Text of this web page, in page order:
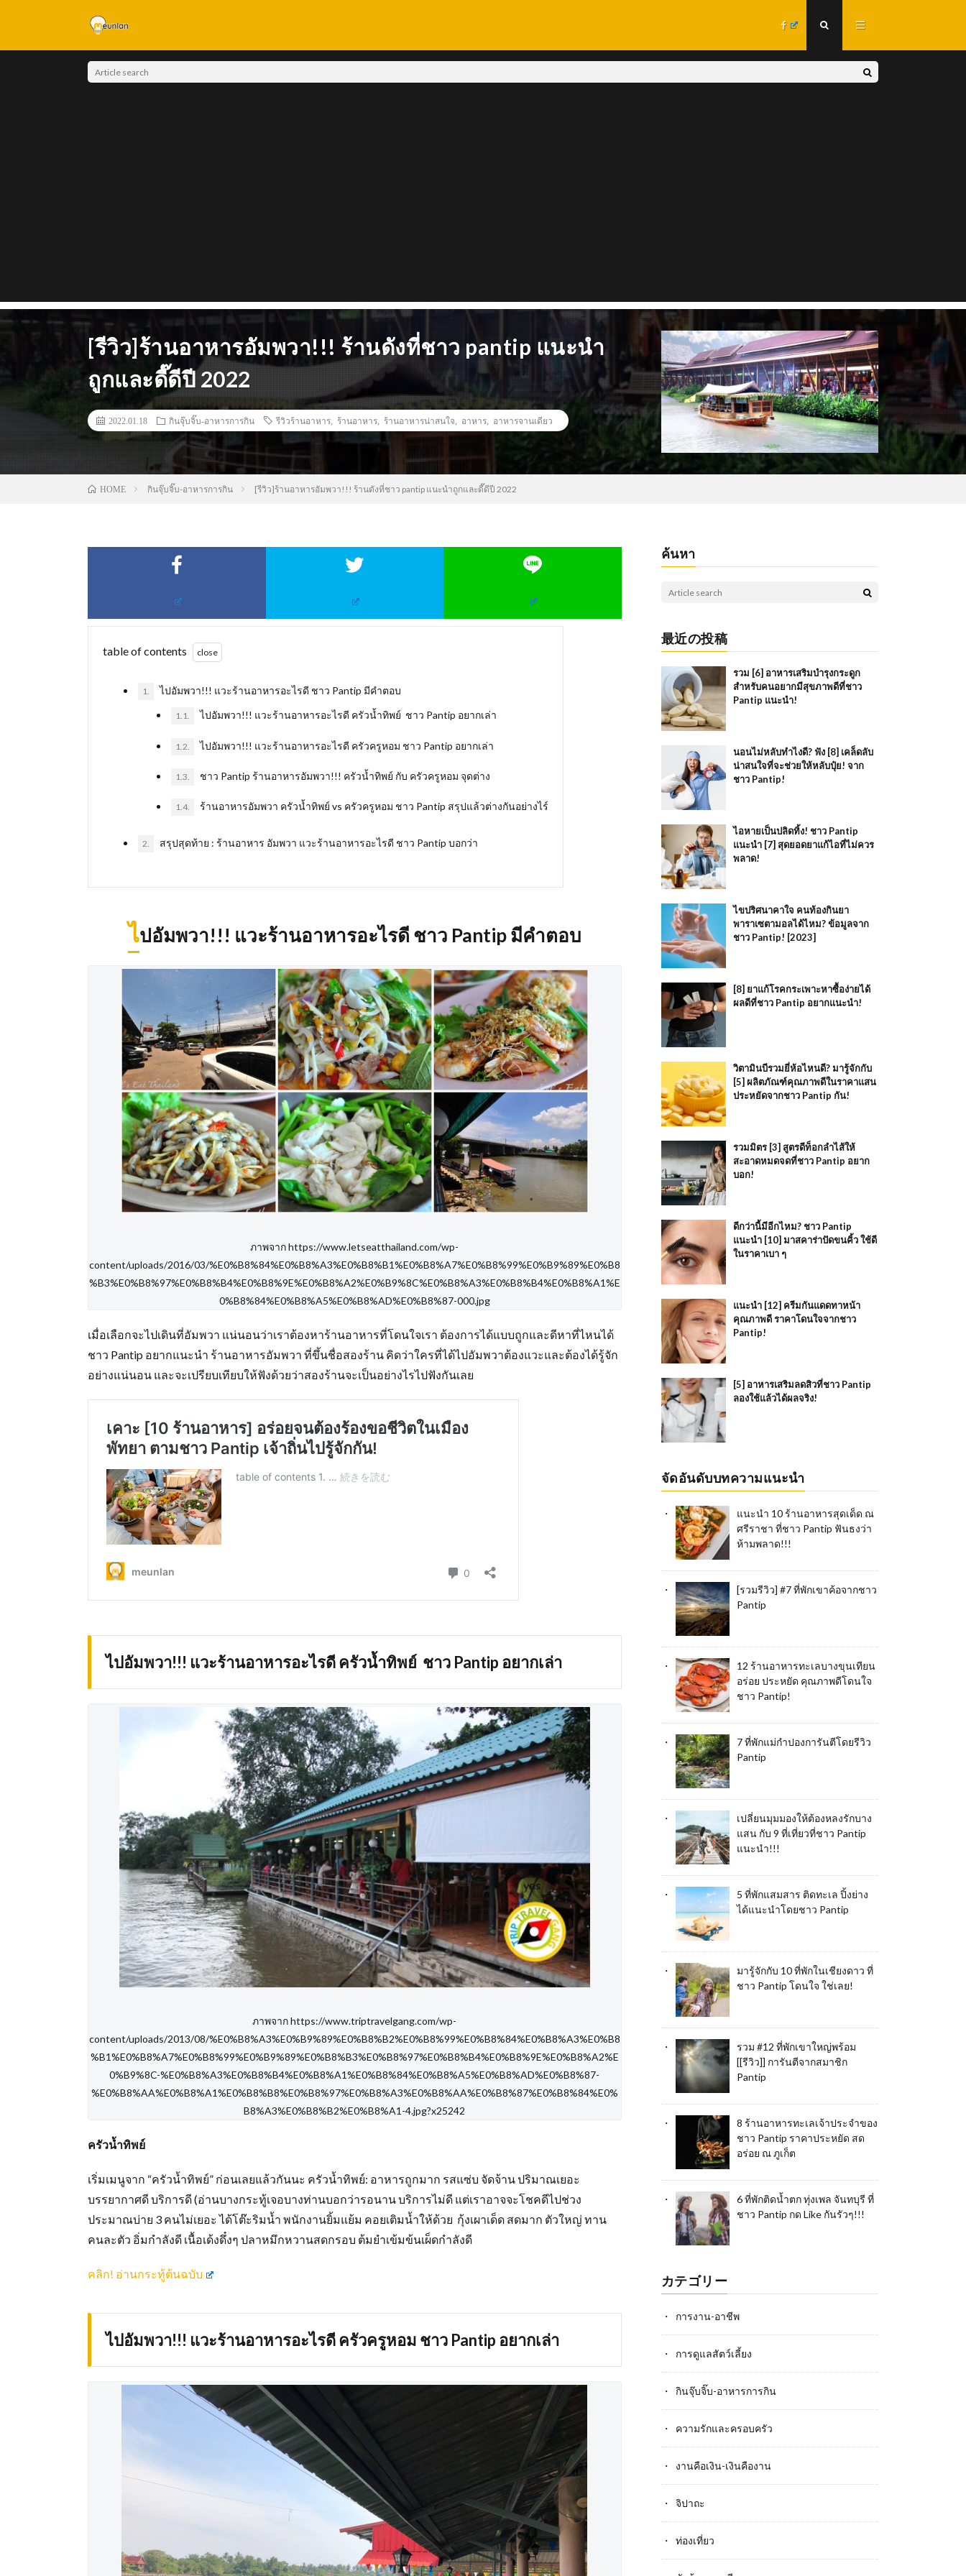
[รีวิว]ร้านอาหารอัมพวา!!! ร้านดังที่ชาว pantip แนะนำ
ถูกและดี๊ดีปี 2022
2022.01.18 กินจุ๊บจิ๊บ-อาหารการกิน รีวิวร้านอาหาร ร้านอาหาร ร้านอาหารน่าสนใจ อาหาร อาหารจานเดียว
HOME กินจุ๊บจิ๊บ-อาหารการกิน [รีวิว]ร้านอาหารอัมพวา!!! ร้านดังที่ชาว pantip แนะนำถูกและดี๊ดีปี 2022
table of contents
1. ไปอัมพวา!!! แวะร้านอาหารอะไรดี ชาว Pantip มีคําตอบ
1.1. ไปอัมพวา!!! แวะร้านอาหารอะไรดี ครัวน้ำทิพย์ ชาว Pantip อยากเล่า
1.2. ไปอัมพวา!!! แวะร้านอาหารอะไรดี ครัวครูหอม ชาว Pantip อยากเล่า
1.3. ชาว Pantip ร้านอาหารอัมพวา!!! ครัวน้ำทิพย์ กับ ครัวครูหอม จุดต่าง
1.4. ร้านอาหารอัมพวา ครัวน้ำทิพย์ vs ครัวครูหอม ชาว Pantip สรุปแล้วต่างกันอย่างไร์
2. สรุปสุดท้าย : ร้านอาหาร อัมพวา แวะร้านอาหารอะไรดี ชาว Pantip บอกว่า
ไปอัมพวา!!! แวะร้านอาหารอะไรดี ชาว Pantip มีคําตอบ
ภาพจาก https://www.letseatthailand.com/wp-
content/uploads/2016/03/%E0%B8%84%E0%B8%A3%E0%B8%B1%E0%B8%A7%E0%B8%99%E0%B9%89%E0%B8
%B3%E0%B8%97%E0%B8%B4%E0%B8%9E%E0%B8%A2%E0%B9%8C%E0%B8%A3%E0%B8%B4%E0%B8%A1%E
0%B8%84%E0%B8%A5%E0%B8%AD%E0%B8%87-000.jpg
เมื่อเลือกจะไปเดินที่อัมพวา แน่นอนว่าเราต้องหาร้านอาหารที่โดนใจเรา ต้องการได้แบบถูกและดีหาที่ไหนได้
ชาว Pantip อยากแนะนำ ร้านอาหารอัมพวา ที่ขึ้นชื่อสองร้าน คิดว่าใครที่ได้ไปอัมพวาต้องแวะและต้องได้รู้จัก
อย่างแน่นอน และจะเปรียบเทียบให้ฟังด้วยว่าสองร้านจะเป็นอย่างไรไปฟังกันเลย
ไปอัมพวา!!! แวะร้านอาหารอะไรดี ครัวน้ำทิพย์ ชาว Pantip อยากเล่า
ภาพจาก https://www.triptravelgang.com/wp-
content/uploads/2013/08/%E0%B8%A3%E0%B9%89%E0%B8%B2%E0%B8%99%E0%B8%84%E0%B8%A3%E0%B8
%B1%E0%B8%A7%E0%B8%99%E0%B9%89%E0%B8%B3%E0%B8%97%E0%B8%B4%E0%B8%9E%E0%B8%A2%E
0%B9%8C-%E0%B8%A3%E0%B8%B4%E0%B8%A1%E0%B8%84%E0%B8%A5%E0%B8%AD%E0%B8%87-
%E0%B8%AA%E0%B8%A1%E0%B8%B8%E0%B8%97%E0%B8%A3%E0%B8%AA%E0%B8%87%E0%B8%84%E0%
B8%A3%E0%B8%B2%E0%B8%A1-4.jpg?x25242
ครัวน้ำทิพย์
เริ่มเมนูจาก “ครัวน้ำทิพย์” ก่อนเลยแล้วกันนะ ครัวน้ำทิพย์: อาหารถูกมาก รสแซ่บ จัดจ้าน ปริมาณเยอะ
บรรยากาศดี บริการดี (อ่านบางกระทู้เจอบางท่านบอกว่ารอนาน บริการไม่ดี แต่เราอาจจะโชคดีไปช่วง
ประมาณบ่าย 3 คนไม่เยอะ ได้โต๊ะริมน้ำ พนักงานยิ้มแย้ม คอยเติมน้ำให้ด้วย กุ้งเผาเด็ด สดมาก ตัวใหญ่ ทาน
คนละตัว อิ่มกำลังดี เนื้อเด้งดึ๋งๆ ปลาหมึกหวานสดกรอบ ต้มยำเข้มข้นเผ็ดกำลังดี
คลิก! อ่านกระทู้ต้นฉบับ
ไปอัมพวา!!! แวะร้านอาหารอะไรดีครัวครูหอม ชาว Pantip อยากเล่า
ค้นหา
最近の投稿
รวม [6] อาหารเสริมบำรุงกระดูก
สำหรับคนอยากมีสุขภาพดีที่ชาว
Pantip แนะนำ!
นอนไม่หลับทำไงดี? ฟัง [8] เคล็ดลับ
น่าสนใจที่จะช่วยให้หลับปุ๋ย! จาก
ชาว Pantip!
ไอหายเป็นปลิดทิ้ง! ชาว Pantip
แนะนำ [7] สุดยอดยาแก้ไอที่ไม่ควร
พลาด!
ไขปริศนาคาใจ คนท้องกินยา
พาราเซตามอลได้ไหม? ข้อมูลจาก
ชาว Pantip! [2023]
[8] ยาแก้โรคกระเพาะหาซื้อง่ายได้
ผลดีที่ชาว Pantip อยากแนะนำ!
วิตามินบีรวมยี่ห้อไหนดี? มารู้จักกับ
[5] ผลิตภัณฑ์คุณภาพดีในราคาแสน
ประหยัดจากชาว Pantip กัน!
รวมมิตร [3] สูตรดีท็อกลำไส้ให้
สะอาดหมดจดที่ชาว Pantip อยาก
บอก!
ดีกว่านี้มีอีกไหม? ชาว Pantip
แนะนำ [10] มาสคาร่าปัดขนคิ้ว ใช้ดี
ในราคาเบา ๆ
แนะนำ [12] ครีมกันแดดทาหน้า
คุณภาพดี ราคาโดนใจจากชาว
Pantip!
[5] อาหารเสริมลดสิวที่ชาว Pantip
ลองใช้แล้วได้ผลจริง!
จัดอันดับบทความแนะนำ
แนะนำ 10 ร้านอาหารสุดเด็ด ณ
ศรีราชา ที่ชาว Pantip ฟันธงว่า
ห้ามพลาด!!!
[รวมรีวิว] #7 ที่พักเขาค้อจากชาว
Pantip
12 ร้านอาหารทะเลบางขุนเทียน
อร่อย ประหยัด คุณภาพดีโดนใจ
ชาว Pantip!
7 ที่พักแม่กำปองการันตีโดยรีวิว
Pantip
เปลี่ยนมุมมองให้ต้องหลงรักบาง
แสน กับ 9 ที่เที่ยวที่ชาว Pantip
แนะนำ!!!
5 ที่พักแสมสาร ติดทะเล ปิ้งย่าง
ได้แนะนำโดยชาว Pantip
มารู้จักกับ 10 ที่พักในเชียงดาว ที่
ชาว Pantip โดนใจ ใช่เลย!
รวม #12 ที่พักเขาใหญ่พร้อม
[[รีวิว]] การันตีจากสมาชิก
Pantip
8 ร้านอาหารทะเลเจ้าประจำของ
ชาว Pantip ราคาประหยัด สด
อร่อย ณ ภูเก็ต
6 ที่พักติดน้ำตก ทุ่งเพล จันทบุรี ที่
ชาว Pantip กด Like กันรัวๆ!!!
カテゴリー
การงาน-อาชีพ
การดูแลสัตว์เลี้ยง
กินจุ๊บจิ๊บ-อาหารการกิน
ความรักและครอบครัว
งานคือเงิน-เงินคืองาน
จิปาถะ
ท่องเที่ยว